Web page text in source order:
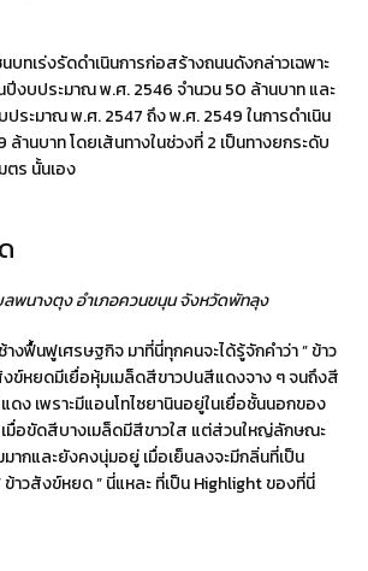
บทเร่งรัดดำเนินการก่อสร้างถนนดังกล่าวเฉพาะ
ปีงบประมาณ พ.ศ. 2546 จำนวน 50 ล้านบาท และ
ระมาณ พ.ศ. 2547 ถึง พ.ศ. 2549 ในการดำเนิน
านบาท โดยเส้นทางในช่วงที่ 2 เป็นทางยกระดับ
ตร นั้นเอง
พนางตุง อำเภอควนขนุน จังหวัดพัทลุง
งฟื้นฟูเศรษฐกิจ มาที่นี่ทุกคนจะได้รู้จักคำว่า ” ข้าว
ข์หยดมีเยื่อหุ้มเมล็ดสีขาวปนสีแดงจาง ๆ จนถึงสี
ดง เพราะมีแอนโทไซยานินอยู่ในเยื่อชั้นนอกของ
มื่อขัดสีบางเมล็ดมีสีขาวใส แต่ส่วนใหญ่ลักษณะ
ากและยังคงนุ่มอยู่ เมื่อเย็นลงจะมีกลิ่นที่เป็น
ข้าวสังข์หยด ” นี่แหละ ที่เป็น Highlight ของที่นี่